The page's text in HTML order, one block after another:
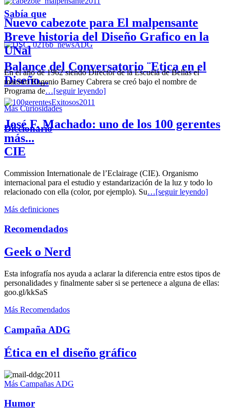
Nuevo cabezote para El malpensante
Balance del Conversatorio ¨Etica en el
Diseño...
José F. Machado: uno de los 100 gerentes
más...
Sabía que
Breve historia del Diseño Grafico en la
UNal
En el año de 1962 siendo Director de la Escuela de Bellas el
maestro Eugenio Barney Cabrera se creó bajo el nombre de
Programa de…[seguir leyendo]
Más Curiosidades
Diccionario
CIE
Commission Internationale de l’Eclairage (CIE). Organismo
internacional para el estudio y estandarización de la luz y todo lo
relacionado con ella (color, por ejemplo). Su…[seguir leyendo]
Más definiciones
Recomendados
Geek o Nerd
Esta infografía nos ayuda a aclarar la diferencia entre estos tipos de
personalidades y finalmente saber si se pertenece a alguna de ellas:
goo.gl/kkSaS
Más Recomendados
Campaña ADG
Ética en el diseño gráfico
Más Campañas ADG
Humor